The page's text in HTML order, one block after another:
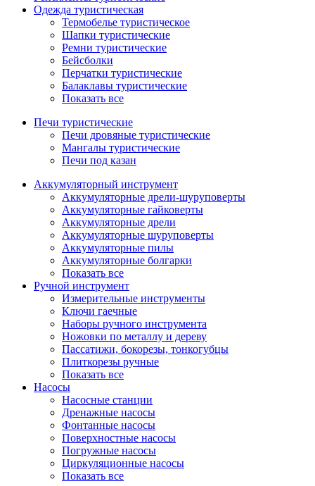
Одежда туристическая
Термобелье туристическое
Шапки туристические
Ремни туристические
Бейсболки
Перчатки туристические
Балаклавы туристические
Показать все
Печи туристические
Печи дровяные туристические
Мангалы туристические
Печи под казан
Аккумуляторный инструмент
Аккумуляторные дрели-шуруповерты
Аккумуляторные гайковерты
Аккумуляторные дрели
Аккумуляторные шуруповерты
Аккумуляторные пилы
Аккумуляторные болгарки
Показать все
Ручной инструмент
Измерительные инструменты
Ключи гаечные
Наборы ручного инструмента
Ножовки по металлу и дереву
Пассатижи, бокорезы, тонкогубцы
Плиткорезы ручные
Показать все
Насосы
Насосные станции
Дренажные насосы
Фонтанные насосы
Поверхностные насосы
Погружные насосы
Циркуляционные насосы
Показать все